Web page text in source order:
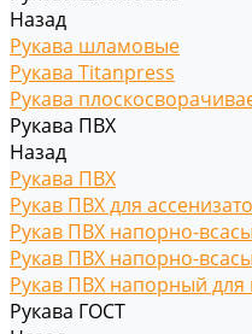
Назад
Рукава шламовые
Рукава Titanpress
Рукава
Рукава ПВХ
Назад
Рукава ПВХ
Рукав ПВХ для
Рукав ПВХ напорно-
Рукав ПВХ напорно-
Рукав ПВХ напорный
Рукава ГОСТ